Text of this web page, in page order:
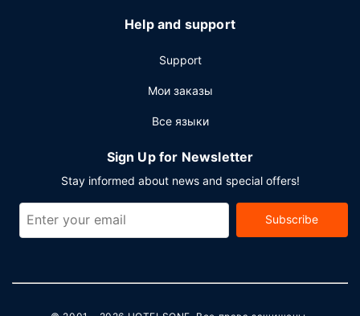
Help and support
Support
Мои заказы
Все языки
Sign Up for Newsletter
Stay informed about news and special offers!
Subscribe